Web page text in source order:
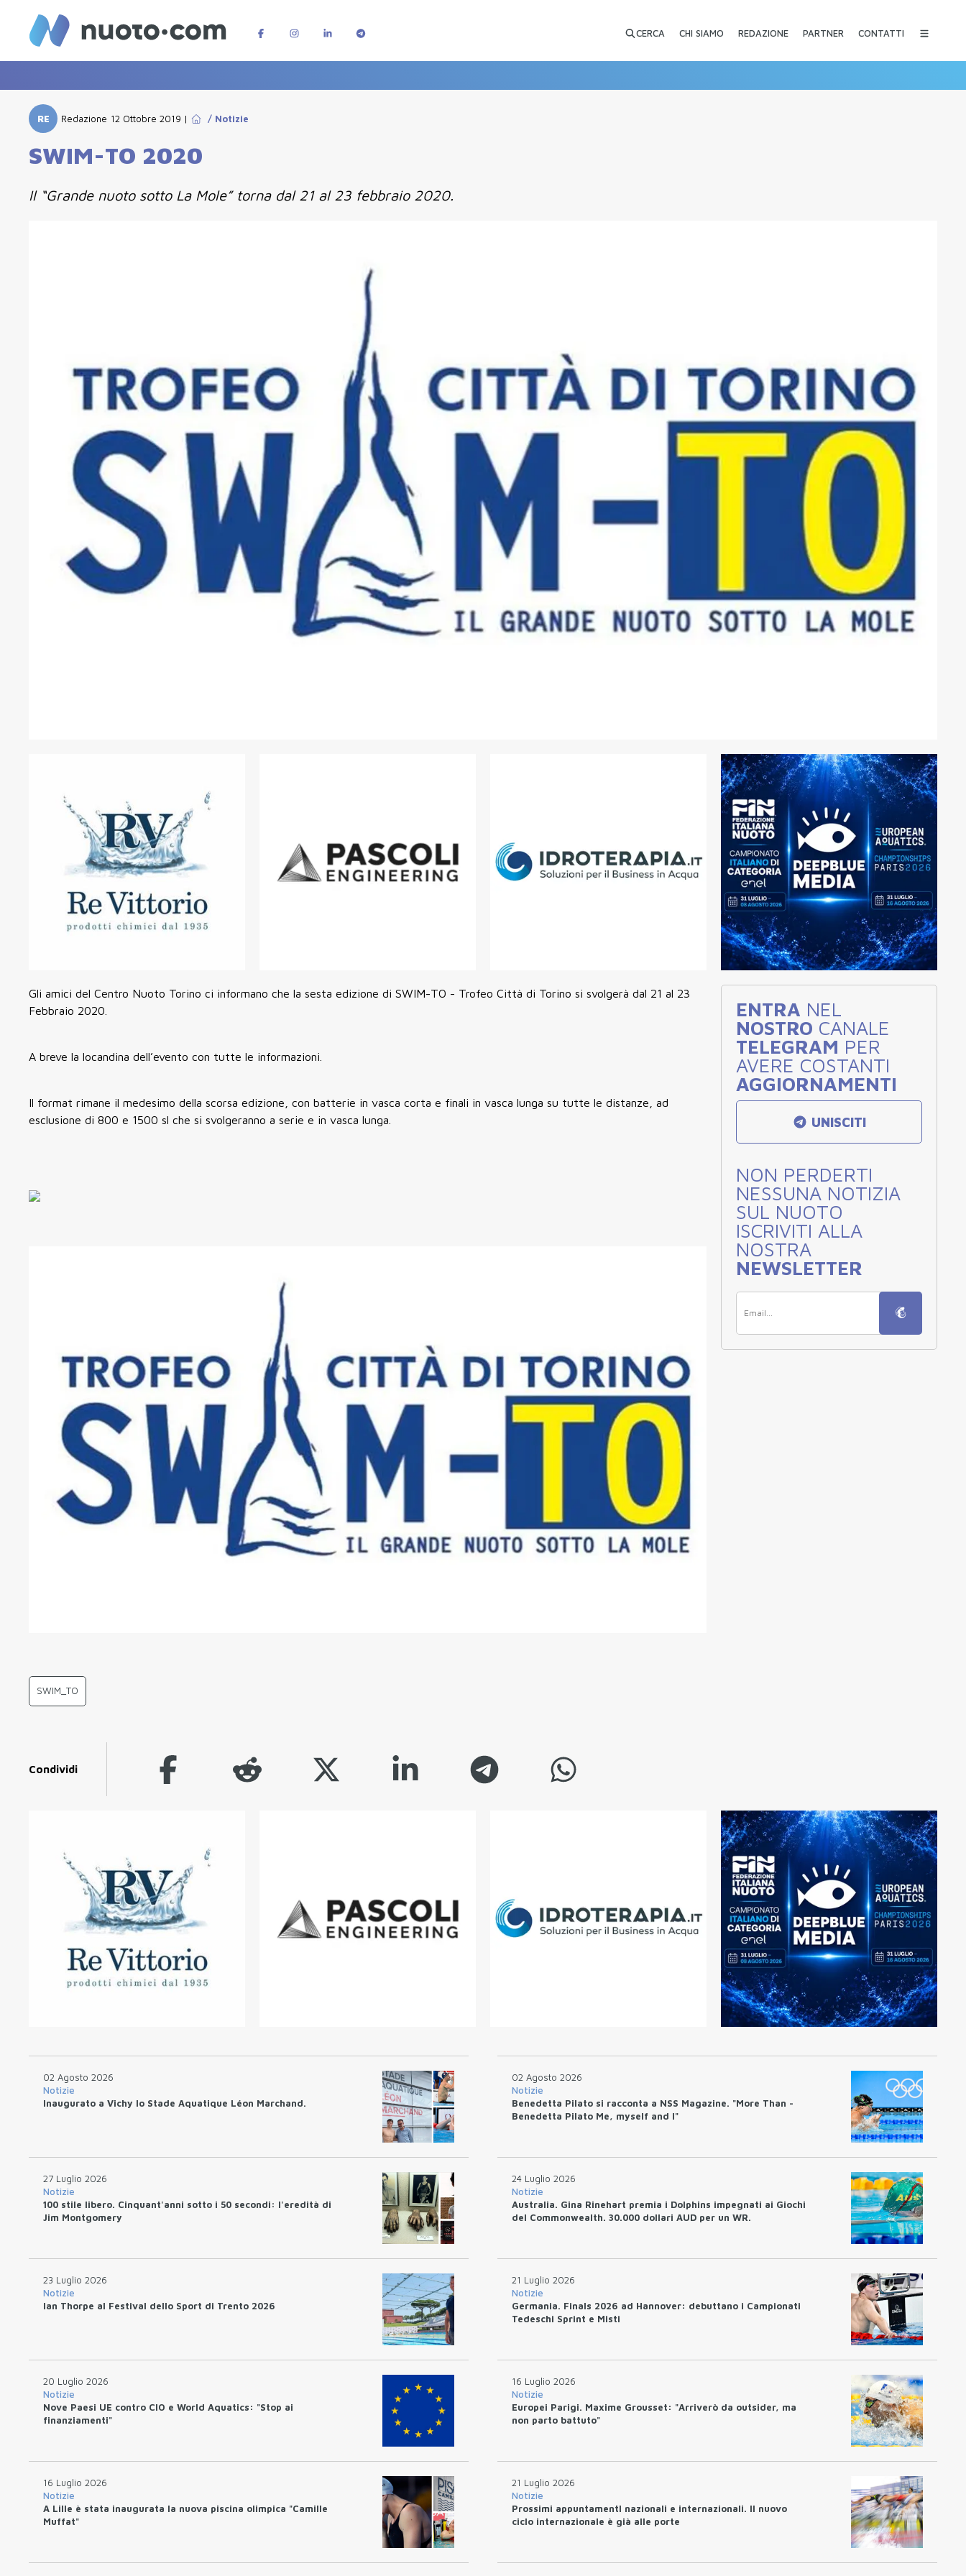
CERCA CHI SIAMO REDAZIONE PARTNER CONTATTI
RE Redazione 12 Ottobre 2019 | / Notizie
SWIM-TO 2020
Il “Grande nuoto sotto La Mole” torna dal 21 al 23 febbraio 2020.
Gli amici del Centro Nuoto Torino ci informano che la sesta edizione di SWIM-TO - Trofeo Città di Torino si svolgerà dal 21 al 23
Febbraio 2020.
A breve la locandina dell’evento con tutte le informazioni.
Il format rimane il medesimo della scorsa edizione, con batterie in vasca corta e finali in vasca lunga su tutte le distanze, ad
esclusione di 800 e 1500 sl che si svolgeranno a serie e in vasca lunga.
ENTRA NEL
NOSTRO CANALE
TELEGRAM PER
AVERE COSTANTI
AGGIORNAMENTI
UNISCITI
NON PERDERTI
NESSUNA NOTIZIA
SUL NUOTO
ISCRIVITI ALLA
NOSTRA
NEWSLETTER
SWIM_TO
Condividi
02 Agosto 2026
Notizie
Inaugurato a Vichy lo Stade Aquatique Léon Marchand.
02 Agosto 2026
Notizie
Benedetta Pilato si racconta a NSS Magazine. "More Than -
Benedetta Pilato Me, myself and I"
27 Luglio 2026
Notizie
100 stile libero. Cinquant'anni sotto i 50 secondi: l'eredità di
Jim Montgomery
24 Luglio 2026
Notizie
Australia. Gina Rinehart premia i Dolphins impegnati ai Giochi
del Commonwealth. 30.000 dollari AUD per un WR.
23 Luglio 2026
Notizie
Ian Thorpe al Festival dello Sport di Trento 2026
21 Luglio 2026
Notizie
Germania. Finals 2026 ad Hannover: debuttano i Campionati
Tedeschi Sprint e Misti
20 Luglio 2026
Notizie
Nove Paesi UE contro CIO e World Aquatics: "Stop ai
finanziamenti"
16 Luglio 2026
Notizie
Europei Parigi. Maxime Grousset: "Arriverò da outsider, ma
non parto battuto"
16 Luglio 2026
Notizie
A Lille è stata inaugurata la nuova piscina olimpica "Camille
Muffat"
21 Luglio 2026
Notizie
Prossimi appuntamentI nazionali e internazionali. Il nuovo
ciclo internazionale è già alle porte